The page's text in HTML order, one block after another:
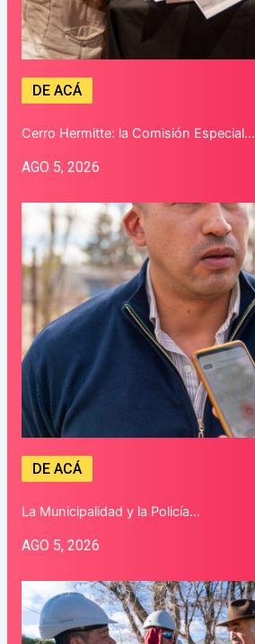
DE ACÁ
Cerro Hermitte: la Comisión Especial…
AGO 5, 2026
DE ACÁ
La Municipalidad y la Policía…
AGO 5, 2026